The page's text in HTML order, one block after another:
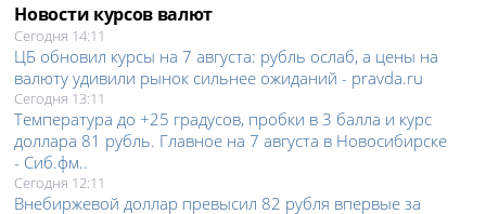
Новости курсов валют
Сегодня 14:11
ЦБ обновил курсы на 7 августа: рубль ослаб, а цены на
валюту удивили рынок сильнее ожиданий - pravda.ru
Сегодня 13:11
Температура до +25 градусов, пробки в 3 балла и курс
доллара 81 рубль. Главное на 7 августа в Новосибирске
- Сиб.фм..
Сегодня 12:11
Внебиржевой доллар превысил 82 рубля впервые за